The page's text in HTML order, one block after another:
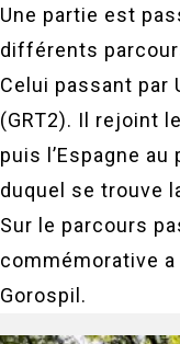
Une partie est
différents
Celui passant par
(GRT2). Il rejoint
puis l’Espagne au
duquel se trouve
Sur le parcours
commémorative
Gorospil.